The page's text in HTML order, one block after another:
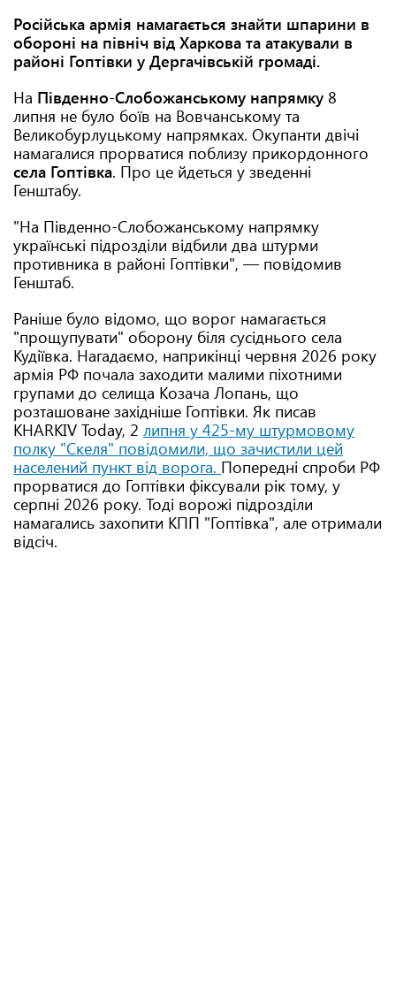
Російська армія намагається знайти шпарини в
обороні на північ від Харкова та атакували в
районі Гоптівки у Дергачівській громаді.
На Південно-Слобожанському напрямку 8
липня не було боїв на Вовчанському та
Великобурлуцькому напрямках. Окупанти двічі
намагалися прорватися поблизу прикордонного
села Гоптівка. Про це йдеться у зведенні
Генштабу.
"На Південно-Слобожанському напрямку
українські підрозділи відбили два штурми
противника в районі Гоптівки", — повідомив
Генштаб.
Раніше було відомо, що ворог намагається
"прощупувати" оборону біля сусіднього села
Кудіївка. Нагадаємо, наприкінці червня 2026 року
армія РФ почала заходити малими піхотними
групами до селища Козача Лопань, що
розташоване західніше Гоптівки. Як писав
KHARKIV Today, 2 липня у 425-му штурмовому
полку "Скеля" повідомили, що зачистили цей
населений пункт від ворога. Попередні спроби РФ
прорватися до Гоптівки фіксували рік тому, у
серпні 2026 року. Тоді ворожі підрозділи
намагались захопити КПП "Гоптівка", але отримали
відсіч.